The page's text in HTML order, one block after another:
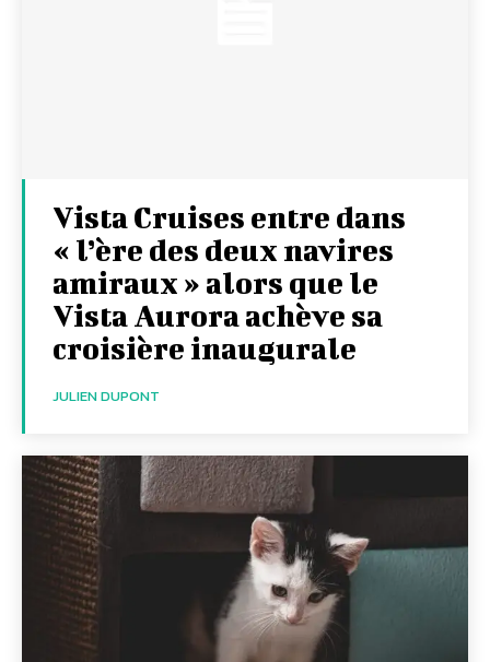
Vista Cruises entre dans
« l’ère des deux navires
amiraux » alors que le
Vista Aurora achève sa
croisière inaugurale
JULIEN DUPONT